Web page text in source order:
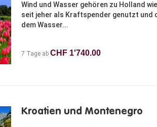
Wind und Wasser gehören zu Holland
seit jeher als Kraftspender genutzt und
dem Wasser...
7 Tage ab CHF 1'740.00
Kroatien und Montenegro